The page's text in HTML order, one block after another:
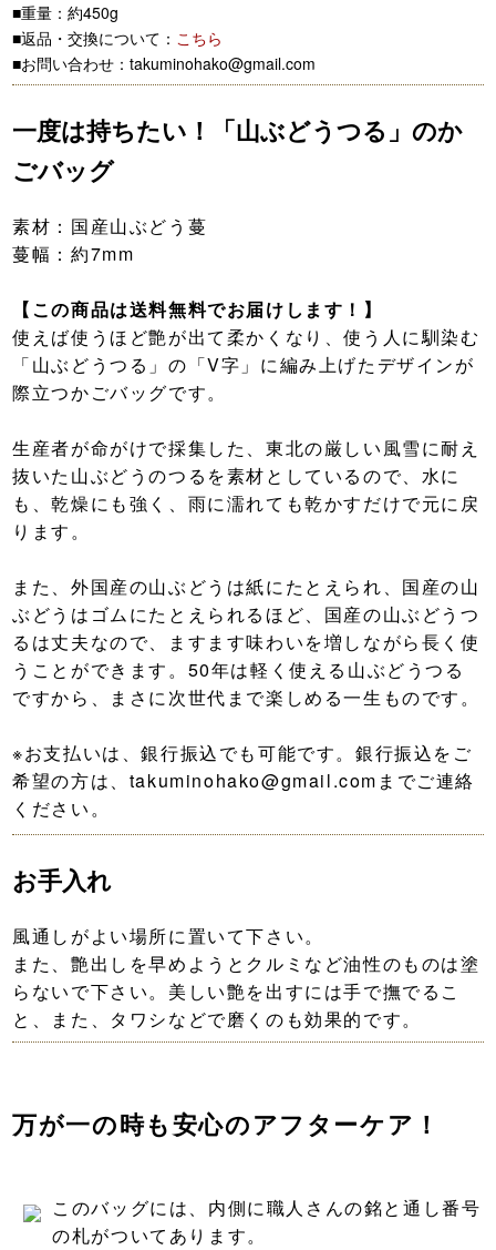
■重量：約450g
■返品・交換について： こちら
■お問い合わせ：takuminohako@gmail.com
一度は持ちたい！「山ぶどうつる」のか
ごバッグ
素材：国産山ぶどう蔓
蔓幅：約7mm
【この商品は送料無料でお届けします！】
使えば使うほど艶が出て柔かくなり、使う人に馴染む
「山ぶどうつる」の「V字」に編み上げたデザインが
際立つかごバッグです。
生産者が命がけで採集した、東北の厳しい風雪に耐え
抜いた山ぶどうのつるを素材としているので、水に
も、乾燥にも強く、雨に濡れても乾かすだけで元に戻
ります。
また、外国産の山ぶどうは紙にたとえられ、国産の山
ぶどうはゴムにたとえられるほど、国産の山ぶどうつ
るは丈夫なので、ますます味わいを増しながら長く使
うことができます。50年は軽く使える山ぶどうつる
ですから、まさに次世代まで楽しめる一生ものです。
※お支払いは、銀行振込でも可能です。銀行振込をご
希望の方は、takuminohako@gmail.comまでご連絡
ください。
お手入れ
風通しがよい場所に置いて下さい。
また、艶出しを早めようとクルミなど油性のものは塗
らないで下さい。美しい艶を出すには手で撫でるこ
と、また、タワシなどで磨くのも効果的です。
万が一の時も安心のアフターケア！
このバッグには、内側に職人さんの銘と通し番号
の札がついてあります。